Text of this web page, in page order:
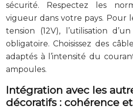
sécurité. Respectez les
vigueur dans votre pays. Pour
tension (12V), l’utilisation
obligatoire. Choisissez des
adaptés à l’intensité du
ampoules.
Intégration avec les
décoratifs : cohérence